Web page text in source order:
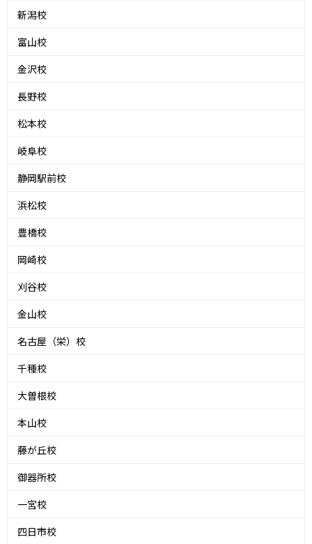
新潟校
富山校
金沢校
長野校
松本校
岐阜校
静岡駅前校
浜松校
豊橋校
岡崎校
刈谷校
金山校
名古屋（栄）校
千種校
大曽根校
本山校
藤が丘校
御器所校
一宮校
四日市校